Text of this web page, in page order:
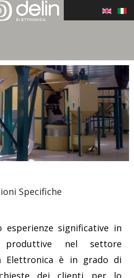
Specifiche
esperienze significative in
produttive nel settore
Elettronica è in grado di